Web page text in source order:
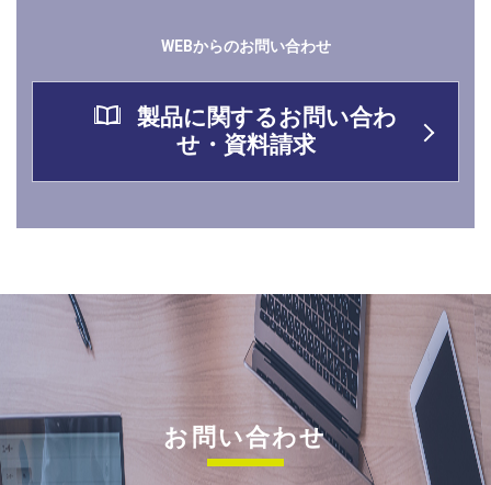
WEBからのお問い合わせ
製品に関するお問い合わ
せ・資料請求
お問い合わせ